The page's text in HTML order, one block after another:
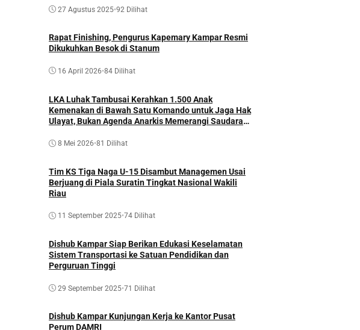
27 Agustus 2025•92 Dilihat
Rapat Finishing, Pengurus Kapemary Kampar Resmi
Dikukuhkan Besok di Stanum
16 April 2026•84 Dilihat
LKA Luhak Tambusai Kerahkan 1.500 Anak
Kemenakan di Bawah Satu Komando untuk Jaga Hak
Ulayat, Bukan Agenda Anarkis Memerangi Saudara
8 Mei 2026•81 Dilihat
Tim KS Tiga Naga U-15 Disambut Managemen Usai
Berjuang di Piala Suratin Tingkat Nasional Wakili
Riau
11 September 2025•74 Dilihat
Dishub Kampar Siap Berikan Edukasi Keselamatan
Sistem Transportasi ke Satuan Pendidikan dan
Perguruan Tinggi
29 September 2025•71 Dilihat
Dishub Kampar Kunjungan Kerja ke Kantor Pusat
Perum DAMRI